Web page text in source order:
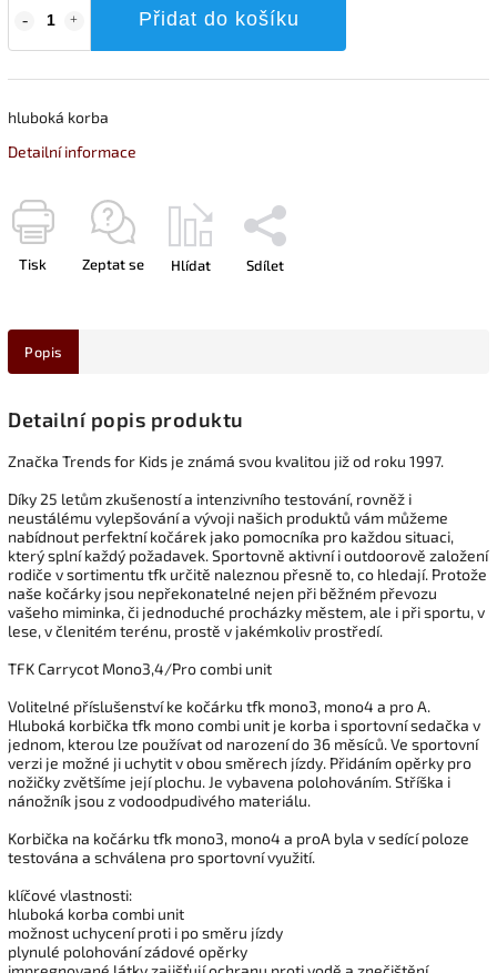
Přidat do košíku
hluboká korba
Detailní informace
Tisk Zeptat se Hlídat Sdílet
Popis
Detailní popis produktu
Značka Trends for Kids je známá svou kvalitou již od roku 1997.
Díky 25 letům zkušeností a intenzivního testování, rovněž i
neustálému vylepšování a vývoji našich produktů vám můžeme
nabídnout perfektní kočárek jako pomocníka pro každou situaci,
který splní každý požadavek. Sportovně aktivní i outdoorově založení
rodiče v sortimentu tfk určitě naleznou přesně to, co hledají. Protože
naše kočárky jsou nepřekonatelné nejen při běžném převozu
vašeho miminka, či jednoduché procházky městem, ale i při sportu, v
lese, v členitém terénu, prostě v jakémkoliv prostředí.
TFK Carrycot Mono3,4/Pro combi unit
Volitelné příslušenství ke kočárku tfk mono3, mono4 a pro A.
Hluboká korbička tfk mono combi unit je korba i sportovní sedačka v
jednom, kterou lze používat od narození do 36 měsíců. Ve sportovní
verzi je možné ji uchytit v obou směrech jízdy. Přidáním opěrky pro
nožičky zvětšíme její plochu. Je vybavena polohováním. Stříška i
nánožník jsou z vodoodpudivého materiálu.
Korbička na kočárku tfk mono3, mono4 a proA byla v sedící poloze
testována a schválena pro sportovní využití.
klíčové vlastnosti:
hluboká korba combi unit
možnost uchycení proti i po směru jízdy
plynulé polohování zádové opěrky